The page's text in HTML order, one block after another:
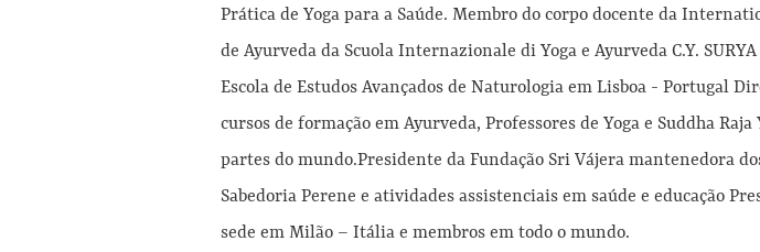
Prática de Yoga para a Saúde. Membro do corpo docente da
de Ayurveda da Scuola Internazionale di Yoga e Ayurveda C.Y.
Escola de Estudos Avançados de Naturologia em Lisboa - Portugal
cursos de formação em Ayurveda, Professores de Yoga e Suddha
partes do mundo.Presidente da Fundação Sri Vájera mantenedora
Sabedoria Perene e atividades assistenciais em saúde e educação
sede em Milão – Itália e membros em todo o mundo.